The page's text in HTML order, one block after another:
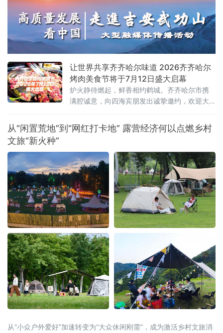
让世界共享齐齐哈尔味道 2026齐齐哈尔
烤肉美食节将于7月12日盛大启幕
炉火静待燃起，鲜香相约鹤城。齐齐哈尔市携
满腔诚意，向四海宾朋发出诚挚邀约，欢迎大
地道齐市烤肉，感受这座城市独有的市井韵味
与待客温情。
从“闲置荒地”到“网红打卡地” 露营经济何以点燃乡村
文旅“新火种”
从“小众户外爱好”加速转变为“大众休闲刚需”，成为激活乡村文旅消